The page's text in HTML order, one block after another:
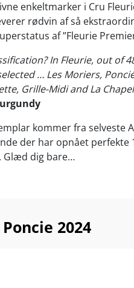
enkeltmarker i Cru
rødvin af så
af ”Fleurie
In Fleurie, out of
… Les Moriers,
Grille-Midi and La
kommer fra selveste
der har opnået perfekte
Glæd dig bare…
2024